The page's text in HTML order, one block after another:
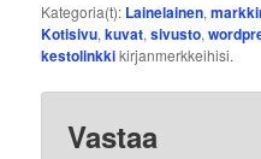
Kategoria(t): Lainelainen,
Kotisivu,kuvat,sivusto,
kestolinkkikirjanmerkkeihisi.
Vastaa